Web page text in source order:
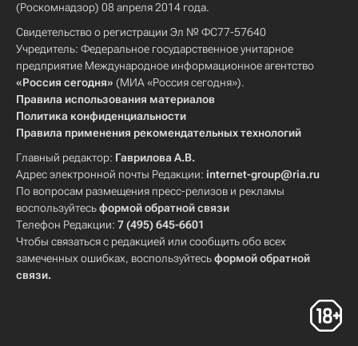
(Роскомнадзор) 08 апреля 2014 года.
Свидетельство о регистрации Эл № ФС77-57640
Учредитель: Федеральное государственное унитарное
предприятие Международное информационное агентство
«Россия сегодня» (МИА «Россия сегодня»).
Правила использования материалов
Политика конфиденциальности
Правила применения рекомендательных технологий
Главный редактор: Гаврилова А.В.
Адрес электронной почты Редакции: internet-group@ria.ru
По вопросам размещения пресс-релизов и рекламы
воспользуйтесьформой обратной связи
Телефон Редакции: 7 (495) 645-6601
Чтобы связаться с редакцией или сообщить обо всех
замеченных ошибках, воспользуйтесьформой обратной
связи.